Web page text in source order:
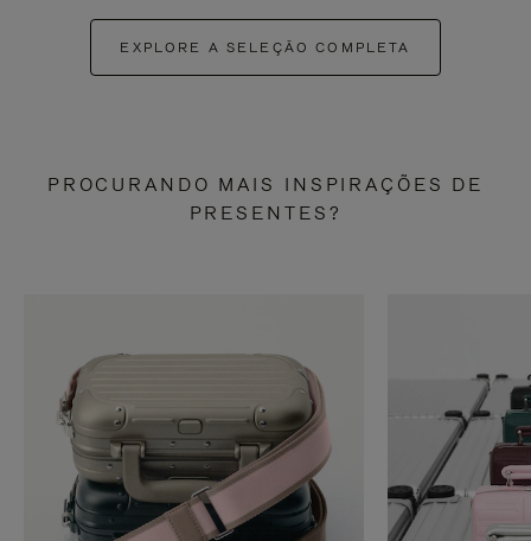
EXPLORE A SELEÇÃO COMPLETA
PROCURANDO MAIS INSPIRAÇÕES DE
PRESENTES?